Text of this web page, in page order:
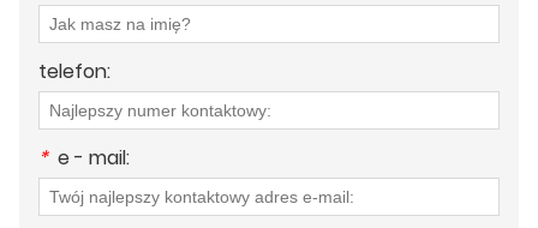
telefon:
* e - mail: